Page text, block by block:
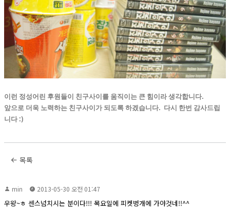
이런 정성어린 후원들이 친구사이를 움직이는 큰 힘이라 생각합니다.
앞으로 더욱 노력하는 친구사이가 되도록 하겠습니다. 다시 한번 감사드립
니다 :)
목록
min 2013-05-30 오전 01:47
우왕~ㅎ 센스넘치시는 분이다!!! 목요일에 피켓벙개에 가야것네!!^^